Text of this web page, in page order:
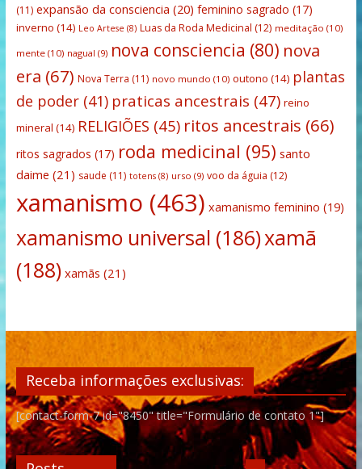
(11) expansão da consciencia (20) feminino sagrado (17)
inverno (14) Leo Artese (8) Luas da Roda Medicinal (12) meditação (10)
mente(10) nagual (9) nova consciencia (80) nova
era (67) Nova Terra (11) novo mundo (10) outono (14) plantas
de poder(41) praticas ancestrais (47) reino
mineral (14) RELIGIÕES (45) ritos ancestrais (66)
ritos sagrados (17) roda medicinal (95) santo
daime (21) saude (11) totens(8) urso (9) voo da águia (12)
xamanismo (463) xamanismo feminino (19)
xamanismo universal (186)xamã
(188) xamãs (21)
Receba informações exclusivas:
[contact-form-7 id="8450" title="Formulário de contato 1"]